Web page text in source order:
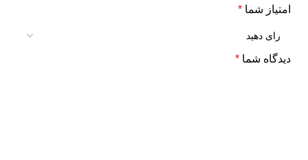
امتیاز شما *
دیدگاه شما *